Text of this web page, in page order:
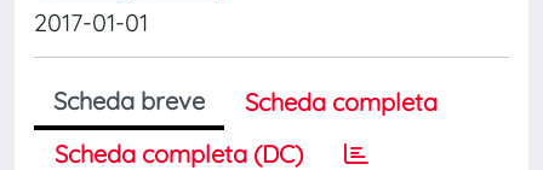
2017-01-01
Scheda breve
Scheda completa
Scheda completa (DC)